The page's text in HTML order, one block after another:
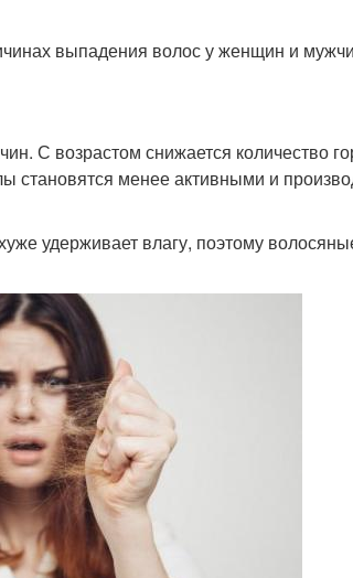
выпадения волос у женщин и
С возрастом снижается количество
менее активными и
удерживает влагу, поэтому